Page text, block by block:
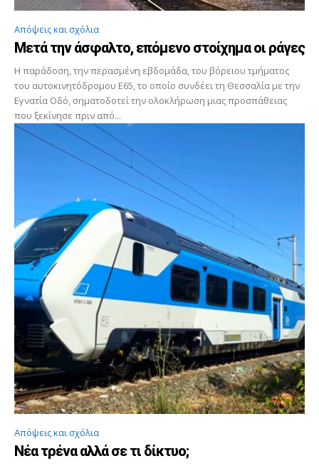
Απόψεις και σχόλια
Μετά την άσφαλτο, επόμενο στοίχημα οι ράγες
Η παράδοση, την περασμένη εβδομάδα, του βόρειου τμήματος
του αυτοκινητόδρομου Ε65, το οποίο συνδέει τη Θεσσαλία με την
Εγνατία Οδό, σηματοδοτεί την ολοκλήρωση μιας προσπάθειας
που ξεκίνησε πριν από...
Απόψεις και σχόλια
Νέα τρένα αλλά σε τι δίκτυο;